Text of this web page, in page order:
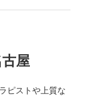
屋
ピストや上質な